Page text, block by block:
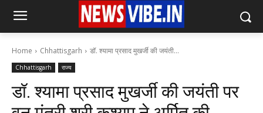
Home Chhattisgarh डॉ. श्यामा प्रसाद मुखर्जी की जयंती...
Chhattisgarh राज्य
डॉ. श्यामा प्रसाद मुखर्जी की जयंती पर